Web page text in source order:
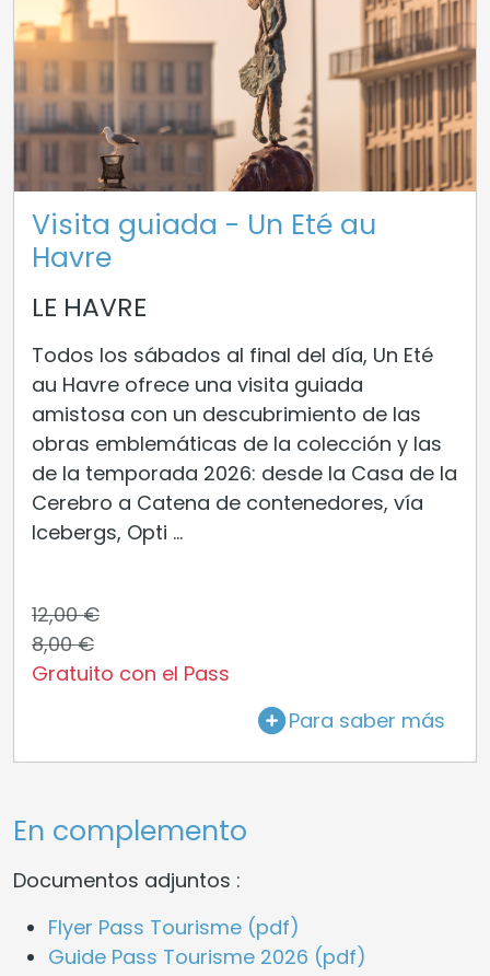
Visita guiada - Un Eté au
Havre
LE HAVRE
Todos los sábados al final del día, Un Eté
au Havre ofrece una visita guiada
amistosa con un descubrimiento de las
obras emblemáticas de la colección y las
de la temporada 2026: desde la Casa de la
Cerebro a Catena de contenedores, vía
Icebergs, Opti ...
12,00 €
8,00 €
Gratuito con el Pass
Para saber más
En complemento
Documentos adjuntos :
Flyer Pass Tourisme (pdf)
Guide Pass Tourisme 2026 (pdf)